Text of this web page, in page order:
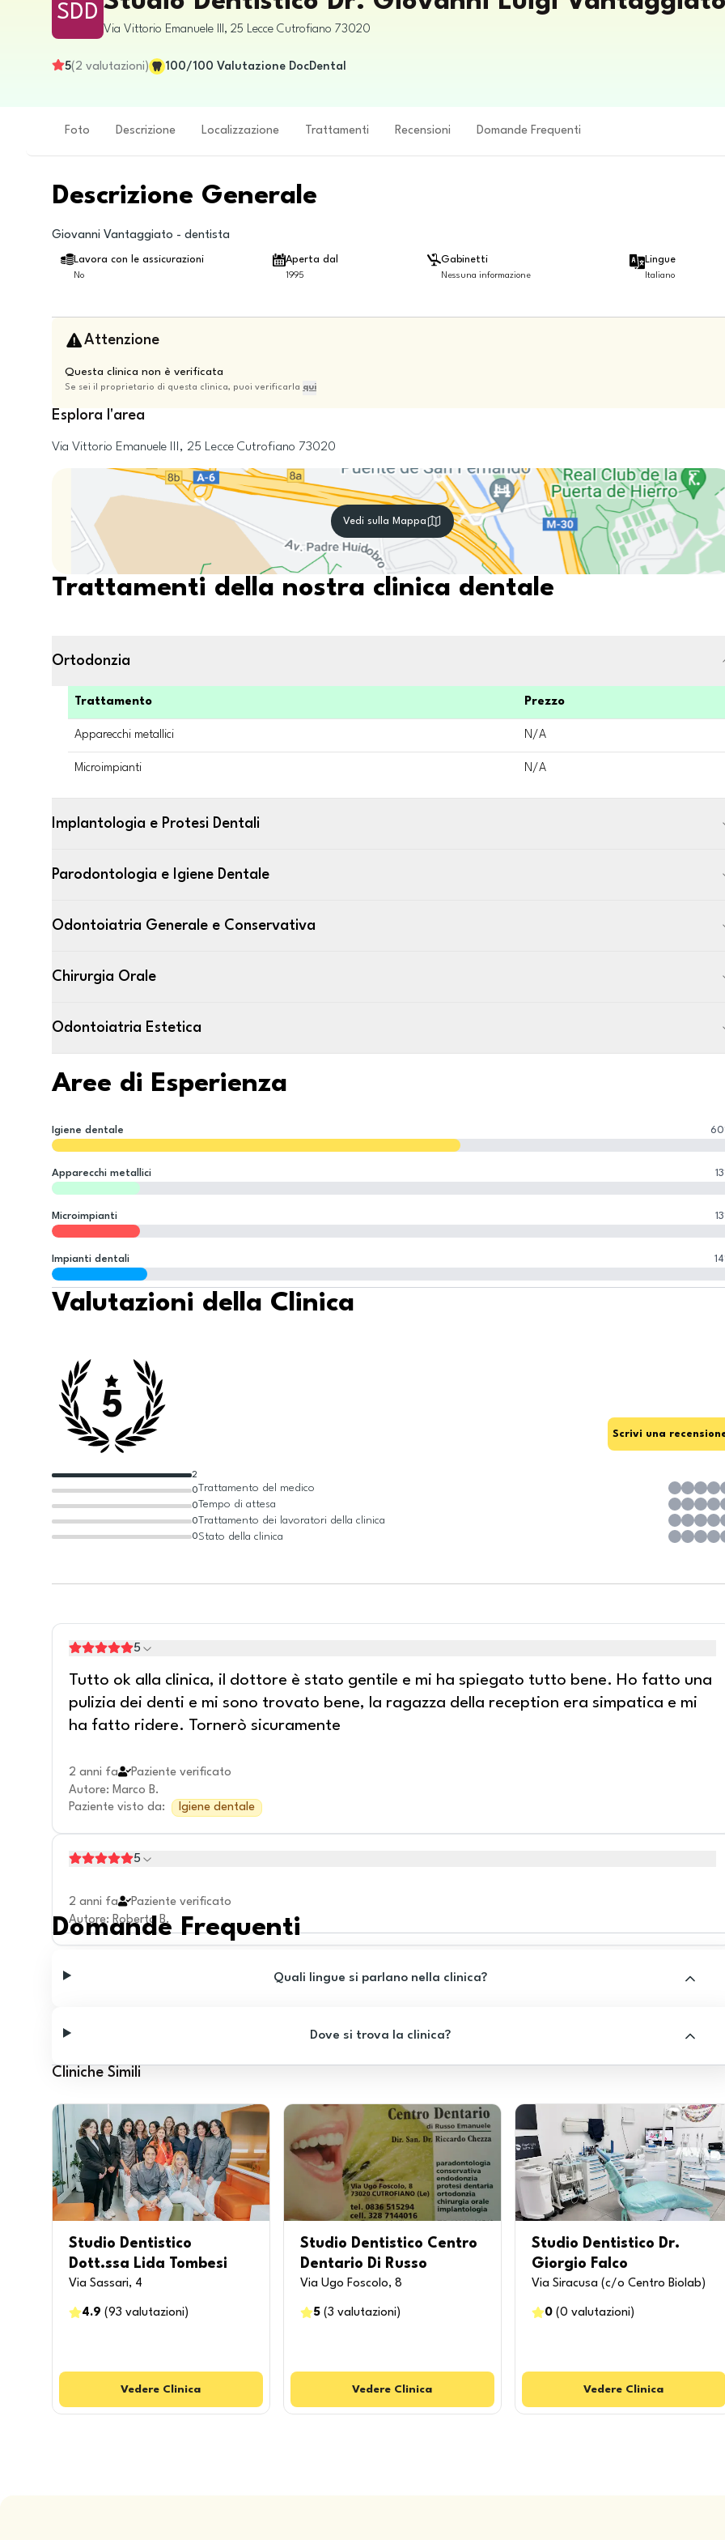
SDD
Via Vittorio Emanuele III, 25 Lecce Cutrofiano 73020
5( 2 valutazioni) 100/100 Valutazione DocDental
Foto Descrizione Localizzazione Trattamenti Recensioni Domande Frequenti
Descrizione Generale
Giovanni Vantaggiato - dentista
Lavora con le assicurazioni
No
Aperta dal
1995
Gabinetti
Nessuna informazione
Lingue
Italiano
Attenzione
Questa clinica non è verificata
Se sei il proprietario di questa clinica, puoi verificarla qui
Esplora l'area
Via Vittorio Emanuele III, 25 Lecce Cutrofiano 73020
Vedi sulla Mappa
Trattamenti della nostra clinica dentale
Ortodonzia
Trattamento Prezzo
Apparecchi metallici N/A
Microimpianti N/A
Implantologia e Protesi Dentali
Parodontologia e Igiene Dentale
Odontoiatria Generale e Conservativa
Chirurgia Orale
Odontoiatria Estetica
Aree di Esperienza
Igiene dentale 60
Apparecchi metallici 13
Microimpianti 13
Impianti dentali 14
Valutazioni della Clinica
5
0
0
0
0
2
Scrivi una
Trattamento del medico
Tempo di attesa
Trattamento dei lavoratori della clinica
Stato della clinica
5
Tutto ok alla clinica, il dottore è stato gentile e mi ha spiegato tutto bene. Ho fatto una
pulizia dei denti e mi sono trovato bene, la ragazza della reception era simpatica e mi
ha fatto ridere. Tornerò sicuramente
2 anni fa
Paziente verificato
Autore: Marco B.
Paziente visto da: Igiene dentale
5
2 anni fa
Paziente verificato
Autore: Roberto B.
Domande Frequenti
Quali lingue si parlano nella clinica?
Dove si trova la clinica?
Cliniche Simili
Studio Dentistico
Dott.ssa Lida Tombesi
Via Sassari, 4
4.9 (93 valutazioni )
Vedere Clinica
Studio Dentistico Centro
Dentario Di Russo
Via Ugo Foscolo, 8
5(3 valutazioni )
Vedere Clinica
Studio Dentistico Dr.
Giorgio Falco
Via Siracusa (c/o Centro Biolab)
0(0 valutazioni )
Vedere Clinica